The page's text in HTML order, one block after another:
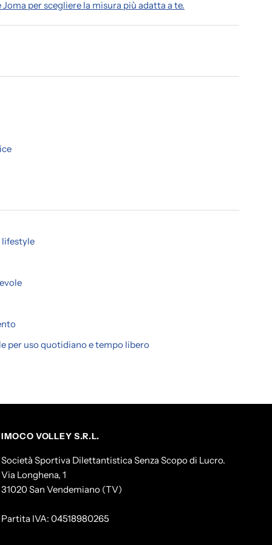
per scegliere la misura più adatta a te.
lifestyle
per uso quotidiano e tempo libero
IMOCO VOLLEY S.R.L.
Società Sportiva Dilettantistica Senza Scopo di Lucro.
Via Longhena, 1
31020 San Vendemiano (TV)
Partita IVA: 04518980265